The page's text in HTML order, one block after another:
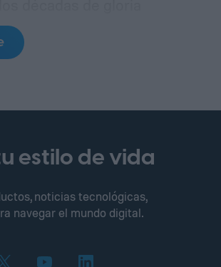
estilo de vida
noticias tecnológicas,
navegar el mundo digital.